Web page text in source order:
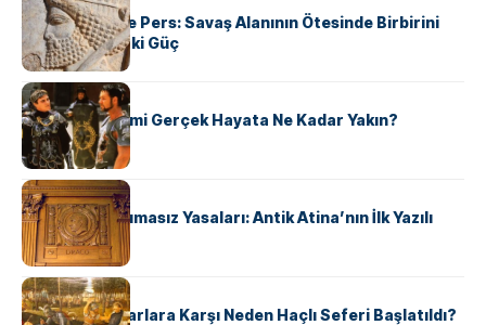
Antik Yunan ve Pers: Savaş Alanının Ötesinde Birbirini
Şekillendiren İki Güç
KÜLTÜR
‘Gladiator’ Filmi Gerçek Hayata Ne Kadar Yakın?
KÜLTÜR
Draco’nun Acımasız Yasaları: Antik Atina’nın İlk Yazılı
Hukuk Kodu
KÜLTÜR
Avrupalı ​​Katharlara Karşı Neden Haçlı Seferi Başlatıldı?